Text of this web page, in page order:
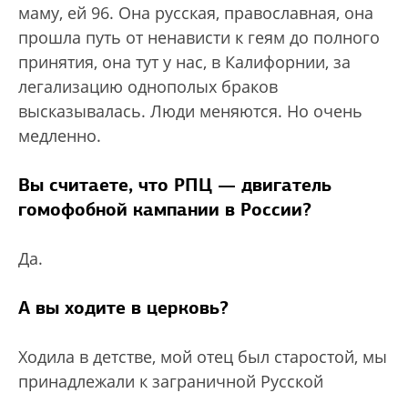
маму, ей 96. Она русская, православная, она
прошла путь от ненависти к геям до полного
принятия, она тут у нас, в Калифорнии, за
легализацию однополых браков
высказывалась. Люди меняются. Но очень
медленно.
Вы считаете, что РПЦ — двигатель
гомофобной кампании в России?
Да.
А вы ходите в церковь?
Ходила в детстве, мой отец был старостой, мы
принадлежали к заграничной Русской